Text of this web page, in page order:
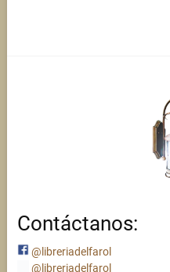
Contáctanos:
@libreriadelfarol
@libreriadelfarol